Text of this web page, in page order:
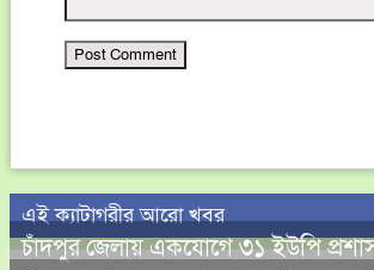
এই ক্যাটাগরীর আরো খবর
চাঁদপুর জেলায় একযোগে ৩১ ইউপি